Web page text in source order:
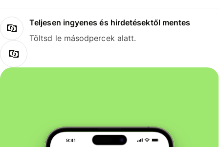
Teljesen ingyenes és hirdetésektől mentes
Töltsd le másodpercek alatt.